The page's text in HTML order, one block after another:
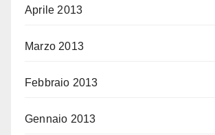
Aprile 2013
Marzo 2013
Febbraio 2013
Gennaio 2013